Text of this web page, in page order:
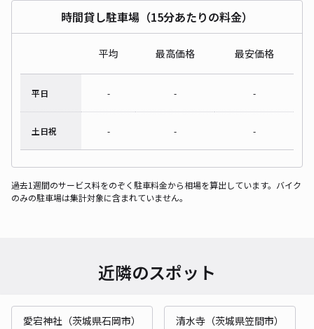
時間貸し駐車場（15分あたりの料金）
平均 最高価格 最安価格
平日 - - -
土日祝 - - -
過去1週間のサービス料をのぞく駐車料金から相場を算出しています。バイク
のみの駐車場は集計対象に含まれていません。
近隣のスポット
愛宕神社（茨城県石岡市） 清水寺（茨城県笠間市）